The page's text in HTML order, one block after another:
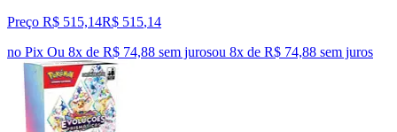
Preço R$ 515,14R$ 515,14
no Pix Ou 8x de R$ 74,88 sem jurosou 8x de R$ 74,88 sem juros